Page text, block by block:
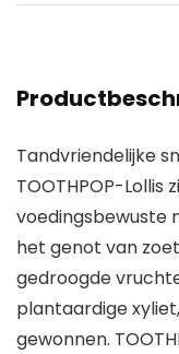
Tandvriendelijke
TOOTHPOP-Lollis
voedingsbewuste
het genot van
gedroogde
plantaardige
gewonnen.